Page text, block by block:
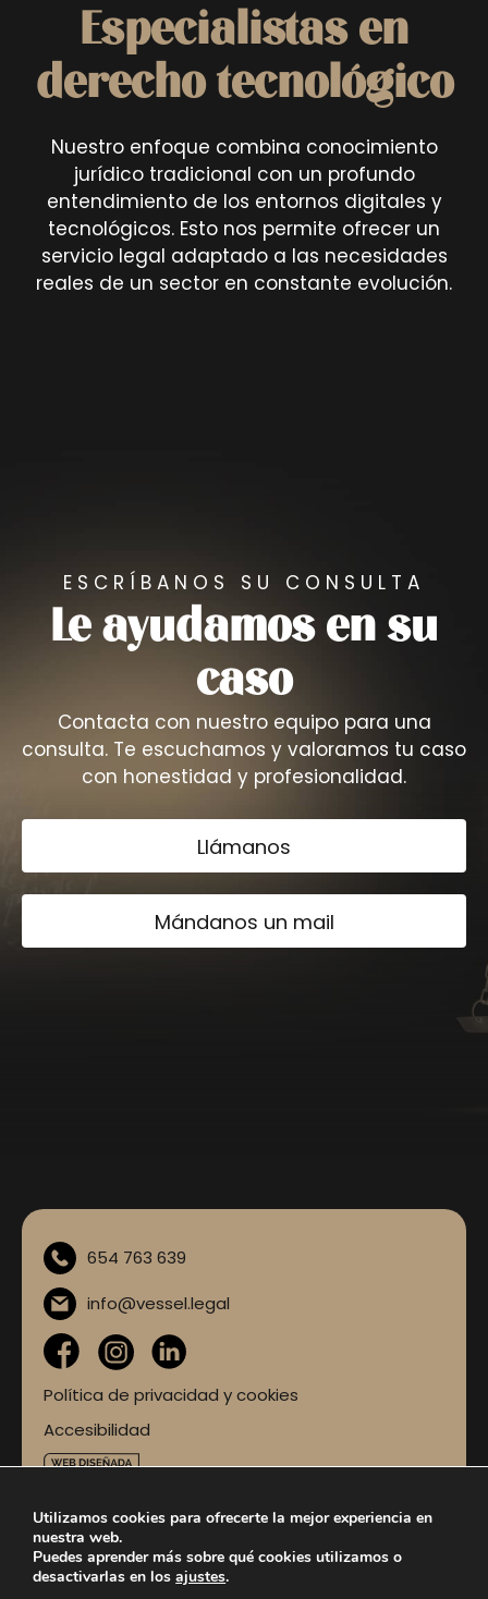
Especialistas en
derecho tecnológico
Nuestro enfoque combina conocimiento
jurídico tradicional con un profundo
entendimiento de los entornos digitales y
tecnológicos. Esto nos permite ofrecer un
servicio legal adaptado a las necesidades
reales de un sector en constante evolución.
ESCRÍBANOS SU CONSULTA
Le ayudamos en su
caso
Contacta con nuestro equipo para una
consulta. Te escuchamos y valoramos tu caso
con honestidad y profesionalidad.
Llámanos
Mándanos un mail
654 763 639
info@vessel.legal
Política de privacidad y cookies
Accesibilidad
Digital en la solución de Sitio Web y Presencia
Básica en Internet
Utilizamos cookies para ofrecerte la mejor experiencia en
nuestra web.
Puedes aprender más sobre qué cookies utilizamos o
desactivarlas en losajustes.